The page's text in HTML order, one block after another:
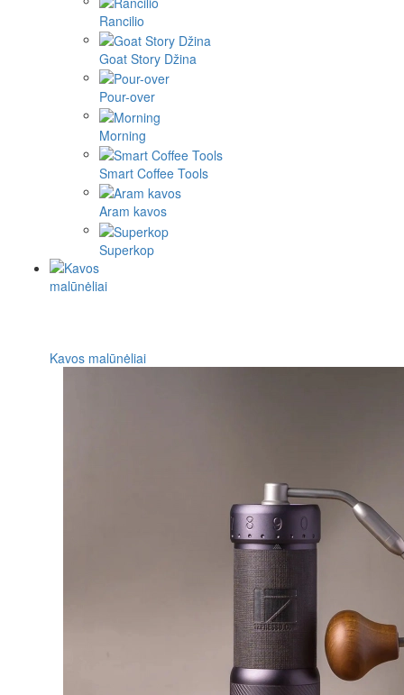
Rancilio
Goat Story Džina
Pour-over
Morning
Smart Coffee Tools
Aram kavos
Superkop
Kavos malūnėliai